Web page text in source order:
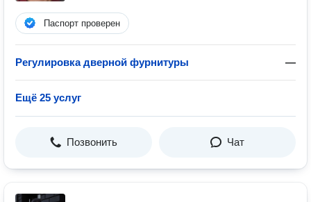
Паспорт проверен
Регулировка дверной фурнитуры —
Ещё 25 услуг
Позвонить Чат